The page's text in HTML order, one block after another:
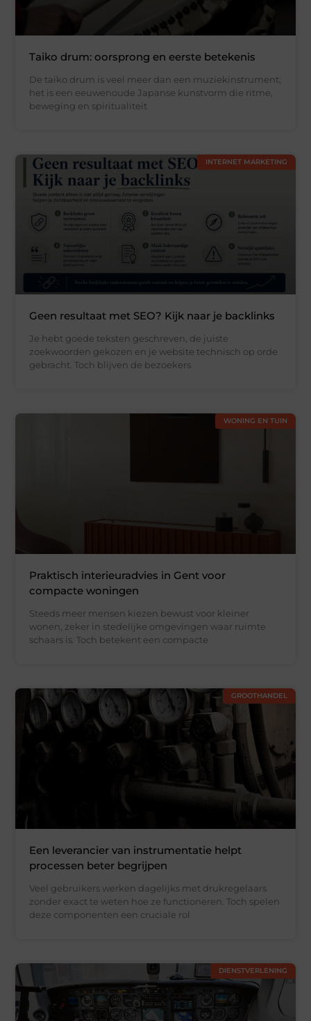
Taiko drum: oorsprong en eerste betekenis
De taiko drum is veel meer dan een muziekinstrument;
het is een eeuwenoude Japanse kunstvorm die ritme,
beweging en spiritualiteit
INTERNET MARKETING
Geen resultaat met SEO? Kijk naar je backlinks
Je hebt goede teksten geschreven, de juiste
zoekwoorden gekozen en je website technisch op orde
gebracht. Toch blijven de bezoekers
WONING EN TUIN
Praktisch interieuradvies in Gent voor
compacte woningen
Steeds meer mensen kiezen bewust voor kleiner
wonen, zeker in stedelijke omgevingen waar ruimte
schaars is. Toch betekent een compacte
GROOTHANDEL
Een leverancier van instrumentatie helpt
processen beter begrijpen
Veel gebruikers werken dagelijks met drukregelaars
zonder exact te weten hoe ze functioneren. Toch spelen
deze componenten een cruciale rol
DIENSTVERLENING